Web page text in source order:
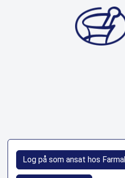
Log på som ansat hos